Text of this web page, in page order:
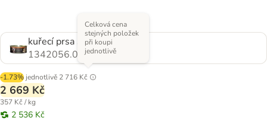
kuřecí prsa s rýží
1342056.0
-1.73% jednotlivě 2 716 Kč
Celková cena
stejných položek
při koupi
jednotlivě
2 669 Kč
357 Kč / kg
2 536 Kč